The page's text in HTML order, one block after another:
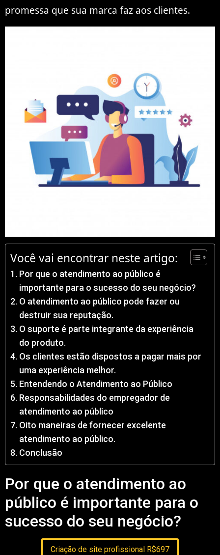
promessa que sua marca faz aos clientes.
Você vai encontrar neste artigo:
Por que o atendimento ao público é
importante para o sucesso do seu negócio?
O atendimento ao público pode fazer ou
destruir sua reputação.
O suporte é parte integrante da experiência
do produto.
Os clientes estão dispostos a pagar mais por
uma experiência melhor.
Entendendo o Atendimento ao Público
Responsabilidades do empregador de
atendimento ao público
Oito maneiras de fornecer excelente
atendimento ao público.
Conclusão
Por que o atendimento ao
público é importante para o
sucesso do seu negócio?
Criação de site profissional R$697